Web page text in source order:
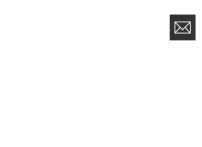
Paroda vyks kovo 23-25